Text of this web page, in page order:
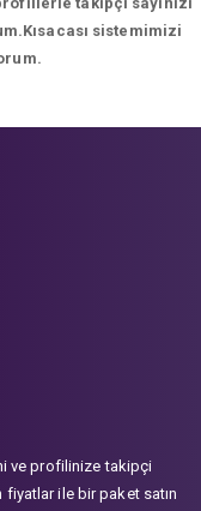
sistemimizi
ve profilinize takipçi
ile bir paket satın